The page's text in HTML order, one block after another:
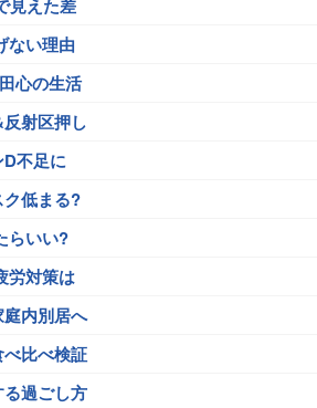
見えた差
ない理由
心の生活
射区押し
不足に
低まる?
らいい?
労対策は
内別居へ
比べ検証
過ごし方